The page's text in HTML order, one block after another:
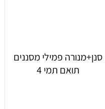
סנן+מנורה פמילי מסננים
תואם תמי 4